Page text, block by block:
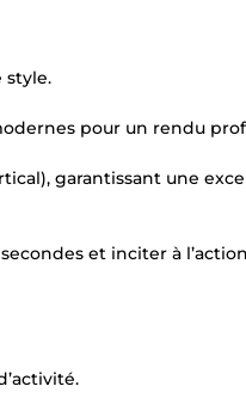
style.
pour un rendu
garantissant une
et inciter à